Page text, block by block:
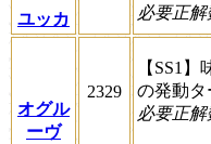
ユッカ
必要正解
オグル
ーヴ
2329
【SS1
の発動タ
必要正解